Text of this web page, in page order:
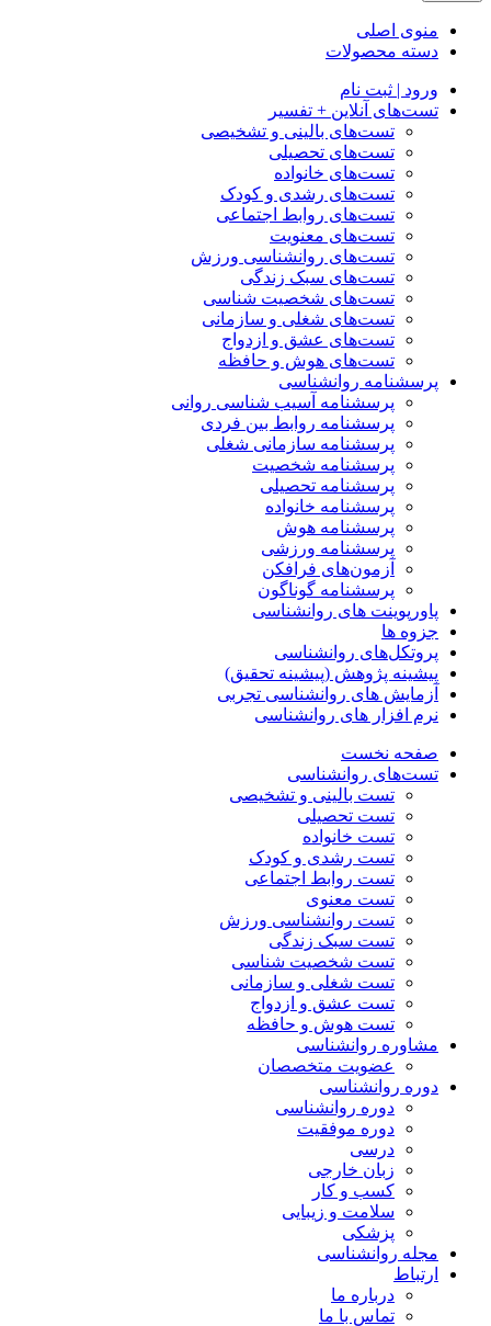
منوی اصلی
دسته محصولات
ورود | ثبت نام
تست‌های آنلاین + تفسیر
تست‌های بالینی و تشخیصی
تست‌های تحصیلی
تست‌های خانواده
تست‌های رشدی و کودک
تست‌های روابط اجتماعی
تست‌های معنویت
تست‌های روانشناسی ورزش
تست‌های سبک زندگی
تست‌های شخصیت شناسی
تست‌های شغلی و سازمانی
تست‌های عشق و ازدواج
تست‌های هوش و حافظه
پرسشنامه روانشناسی
پرسشنامه آسیب شناسی روانی
پرسشنامه روابط بین فردی
پرسشنامه سازمانی شغلی
پرسشنامه شخصیت
پرسشنامه تحصیلی
پرسشنامه خانواده
پرسشنامه هوش
پرسشنامه ورزشی
آزمون‌های فرافکن
پرسشنامه گوناگون
پاورپوینت های روانشناسی
جزوه ها
پروتکل‌های روانشناسی
پیشینه پژوهش (پیشینه تحقیق)
آزمایش های روانشناسی تجربی
نرم افزار های روانشناسی
صفحه نخست
تست‌های روانشناسی
تست بالینی و تشخیصی
تست تحصیلی
تست خانواده
تست رشدی و کودک
تست روابط اجتماعی
تست معنوی
تست روانشناسی ورزش
تست سبک زندگی
تست شخصیت شناسی
تست شغلی و سازمانی
تست عشق و ازدواج
تست هوش و حافظه
مشاوره روانشناسی
عضویت متخصصان
دوره روانشناسی
دوره روانشناسی
دوره موفقیت
درسی
زبان خارجی
کسب و کار
سلامت و زیبایی
پزشکی
مجله روانشناسی
ارتباط
درباره ما
تماس با ما